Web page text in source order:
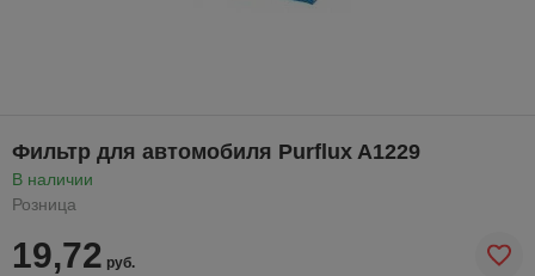
Фильтр для автомобиля Purflux A1229
В наличии
Розница
19,72 руб.